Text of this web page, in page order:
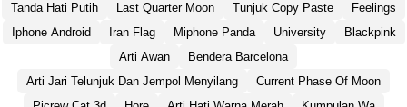
Tanda Hati Putih
Last Quarter Moon Tunjuk Copy Paste
Feelings
Iphone Android
Iran Flag Miphone Panda University
Blackpink
Arti Awan
Bendera Barcelona
Arti Jari Telunjuk Dan Jempol Menyilang
Current Phase Of Moon